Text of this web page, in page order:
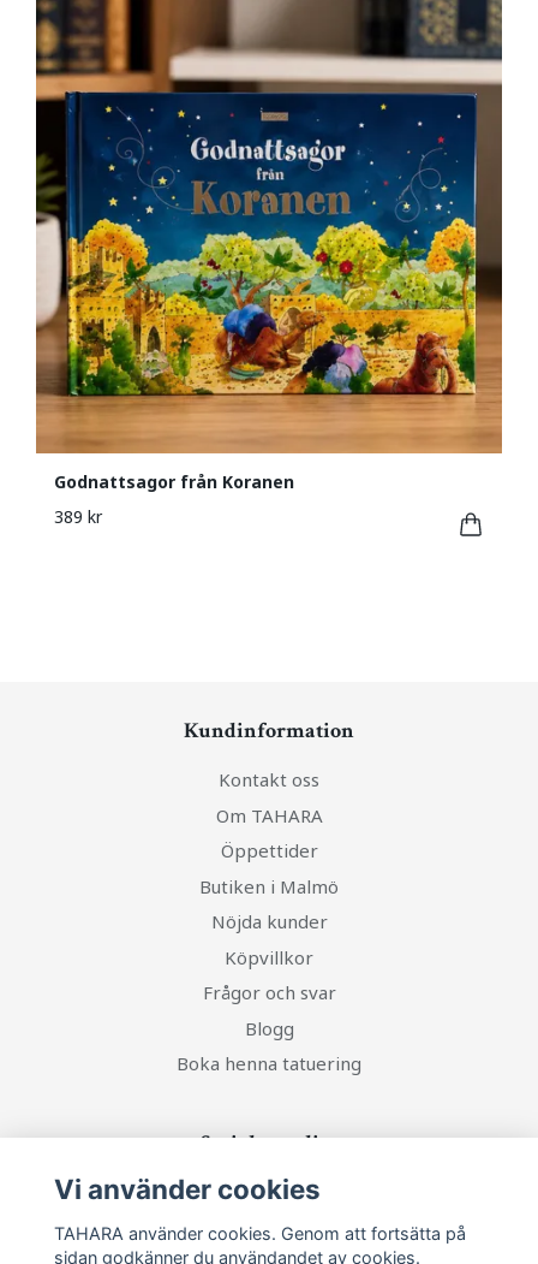
Godnattsagor från Koranen
389 kr
Kundinformation
Kontakt oss
Om TAHARA
Öppettider
Butiken i Malmö
Nöjda kunder
Köpvillkor
Frågor och svar
Blogg
Boka henna tatuering
Sociala medier
Vi använder cookies
TAHARA använder cookies. Genom att fortsätta på
sidan godkänner du användandet av cookies.